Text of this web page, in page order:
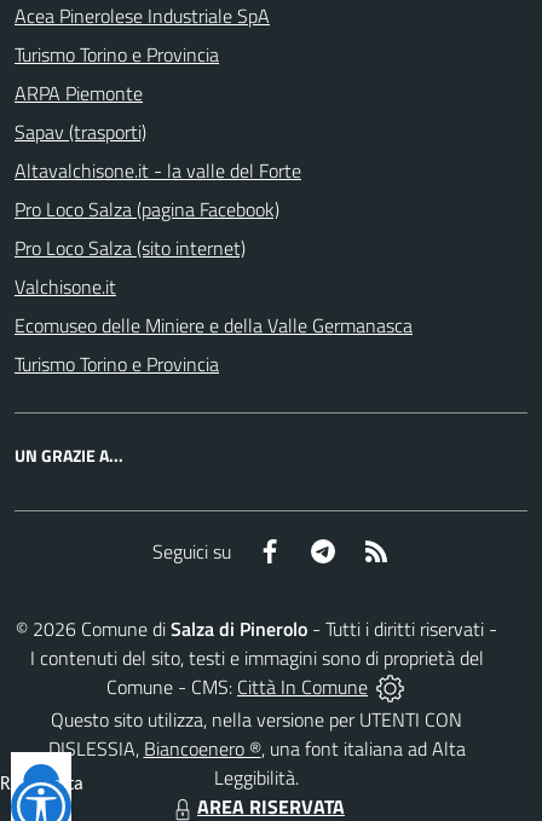
Acea Pinerolese Industriale SpA
Turismo Torino e Provincia
ARPA Piemonte
Sapav (trasporti)
Altavalchisone.it - la valle del Forte
Pro Loco Salza (pagina Facebook)
Pro Loco Salza (sito internet)
Valchisone.it
Ecomuseo delle Miniere e della Valle Germanasca
Turismo Torino e Provincia
UN GRAZIE A...
Seguici su Facebook Telegram
© 2026 Comune diSalza di Pinerolo - Tutti i diritti riservati -
I contenuti del sito, testi e immagini sono di proprietà del
Comune - CMS: Città In Comune
Questo sito utilizza, nella versione per UTENTI CON
DISLESSIA, Biancoenero ®, una font italiana ad Alta
Leggibilità.
AREA RISERVATA
Reimposta
tutto